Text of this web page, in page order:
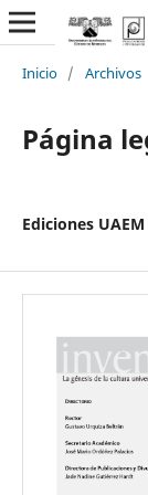
Inicio / Archivos
Página
Ediciones UAEM